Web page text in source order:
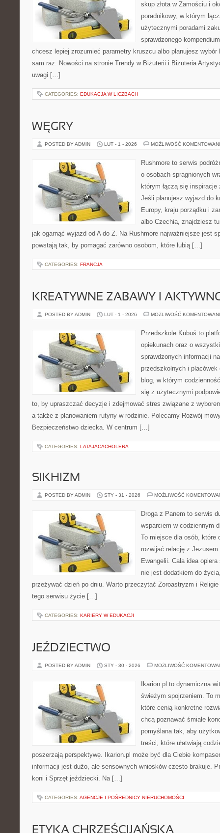
skup złota w Zamościu i
poradnikowy, w którym
użytecznymi poradami
sprawdzonego
chcesz lepiej zrozumieć parametry kruszcu albo planujesz
sam raz. Nowości na stronie Trendy w Biżuterii i Biżuteria
uwagi […]
CATEGORIES: EDUKACJA W LICZBACH
WĘGRY
POSTED BY ADMIN LUT - 1 - 2026 MOŻLIWOŚĆ
Rushmore to serwis
o osobach spragnionych
którym łączą się
Jeśli planujesz wyjazd do
Europy, kraju porządku i
albo Czechia, znajdziesz
jak ogarnąć wyjazd od A do Z. Na Rushmore najważniejsze jest
powstają tak, by pomagać zarówno osobom, które lubią […]
CATEGORIES: FRANCJA
KREATYWNE ZABAWY I
POSTED BY ADMIN LUT - 1 - 2026 MOŻLIWOŚĆ
Przedszkole Kubuś to
opiekunach oraz o
sprawdzonych informacji
przedszkolnych i placówek
blog, w którym
się z użytecznymi
to, by upraszczać decyzje i zdejmować stres związane z
a także z planowaniem rutyny w rodzinie. Polecamy Rozwój
Bezpieczeństwo dziecka. W centrum […]
CATEGORIES: LATAJACACHOLERA
SIKHIZM
POSTED BY ADMIN STY - 31 - 2026 MOŻLIWOŚĆ
Droga z Panem to serwis
wsparciem w codziennym
To miejsce dla osób, które
rozwijać relację z
Ewangelii. Cała idea
nie jest dodatkiem do
przeżywać dzień po dniu. Warto przeczytać Zoroastryzm i Religie
tego serwisu życie […]
CATEGORIES: KARIERY W EDUKACJI
JEŹDZIECTWO
POSTED BY ADMIN STY - 30 - 2026 MOŻLIWOŚĆ
Ikarion.pl to dynamiczna
świeżym spojrzeniem. To
które cenią konkretne
chcą poznawać śmiałe
pomyślana tak, aby
treści, które ułatwiają
poszerzają perspektywę. Ikarion.pl może być dla Ciebie
informacji jest dużo, ale sensownych wniosków często brakuje.
koni i Sprzęt jeździecki. Na […]
CATEGORIES: AGENCJE I POŚREDNICY NIERUCHOMOŚCI
ETYKA CHRZEŚCIJAŃSKA